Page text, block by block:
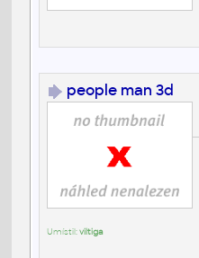
people man 3d
Umístil:viltiga